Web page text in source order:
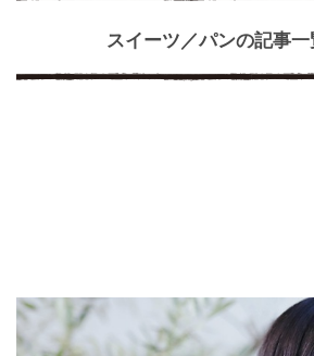
スイーツ／パンの記事